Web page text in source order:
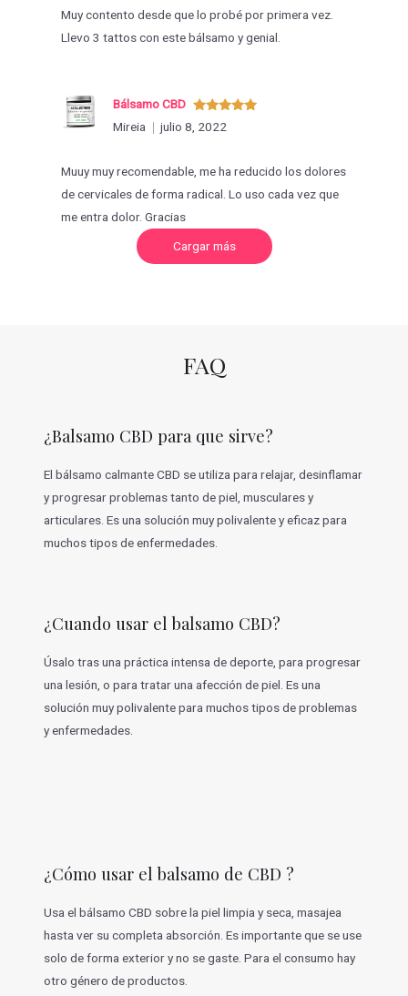
Muy contento desde que lo probé por primera vez.
Llevo 3 tattos con este bálsamo y genial.
Valorado
con5de 5
Bálsamo CBD
Mireia
julio 8, 2022
Muuy muy recomendable, me ha reducido los dolores
de cervicales de forma radical. Lo uso cada vez que
me entra dolor. Gracias
Cargar másC
r
i
o
e
s
FAQ
¿Balsamo CBD para que sirve?
El bálsamo calmante CBD se utiliza para relajar, desinflamar
y progresar problemas tanto de piel, musculares y
articulares. Es una solución muy polivalente y eficaz para
muchos tipos de enfermedades.
¿Cuando usar el balsamo CBD?
Úsalo tras una práctica intensa de deporte, para progresar
una lesión, o para tratar una afección de piel. Es una
solución muy polivalente para muchos tipos de problemas
y enfermedades.
¿Cómo usar el balsamo de CBD ?
Usa el bálsamo CBD sobre la piel limpia y seca, masajea
hasta ver su completa absorción. Es importante que se use
solo de forma exterior y no se gaste. Para el consumo hay
otro género de productos.